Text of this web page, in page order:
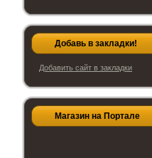
Добавь в закладки!
Добавить сайт в закладки
Магазин на Портале